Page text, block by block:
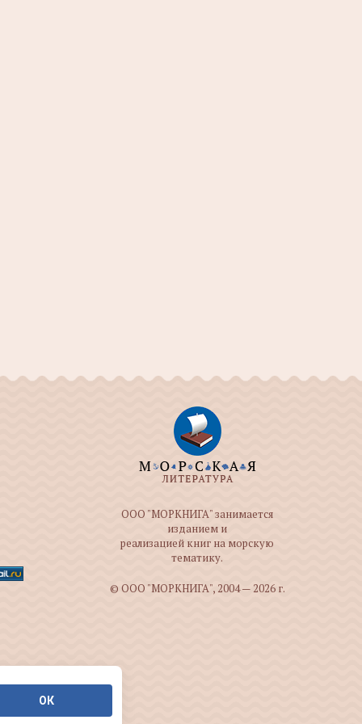
ООО "МОРКНИГА" занимается
изданием и
реализацией книг на морскую
тематику.
© ООО "МОРКНИГА", 2004 — 2026 г.
ОК